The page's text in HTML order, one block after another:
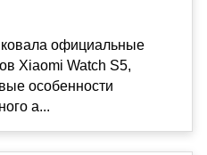
официальные
Xiaomi Watch S5,
особенности
а...